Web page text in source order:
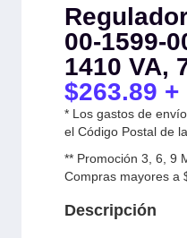
00-1599-
1410 VA,
$263.89 +
* Los gastos de
el Código Postal de
** Promoción 3, 6, 9
Compras mayores a
Descripción